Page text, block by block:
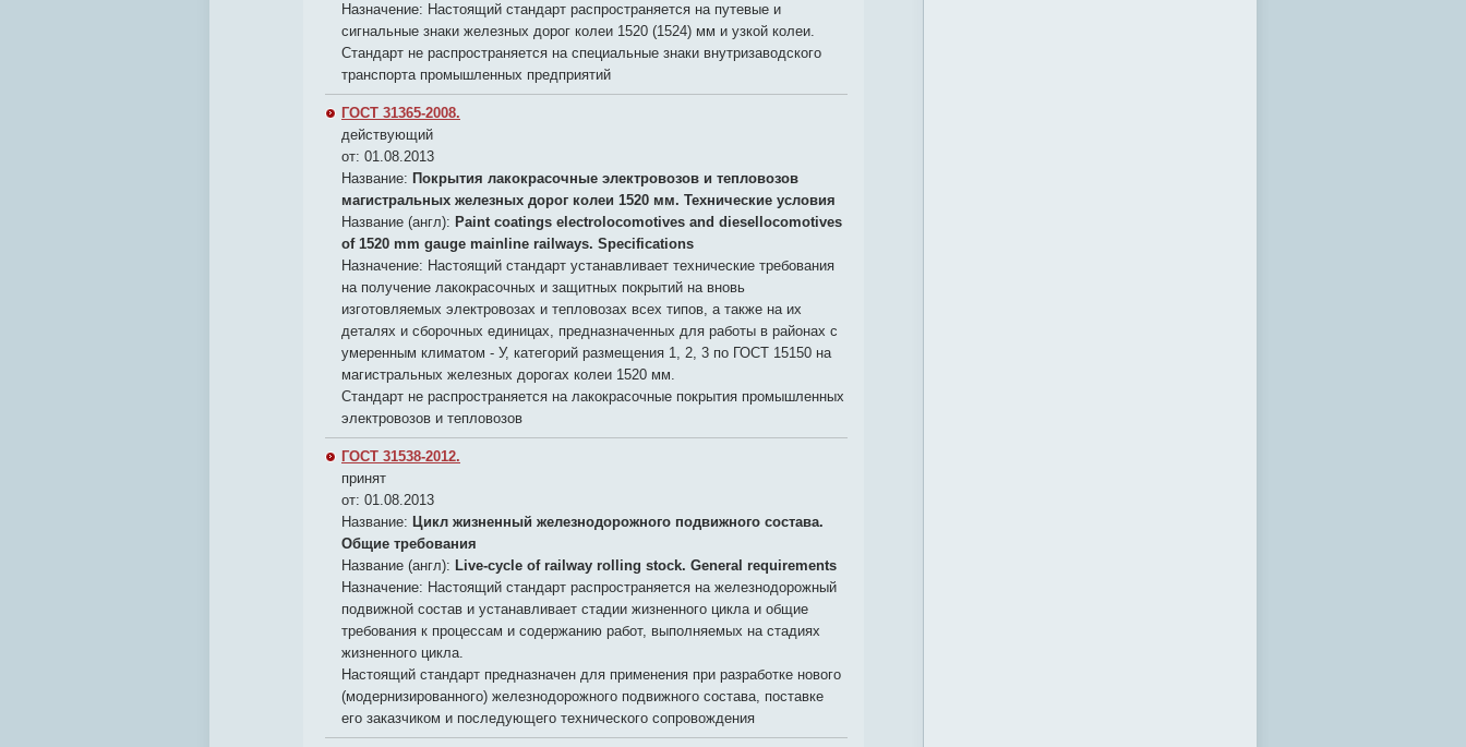
Назначение: Настоящий стандарт распространяется на путевые и
сигнальные знаки железных дорог колеи 1520 (1524) мм и узкой колеи.
Стандарт не распространяется на специальные знаки внутризаводского
транспорта промышленных предприятий
ГОСТ 31365-2008.
действующий
от: 01.08.2013
Название: Покрытия лакокрасочные электровозов и тепловозов
магистральных железных дорог колеи 1520 мм. Технические условия
Название (англ): Paint coatings electrolocomotives and diesellocomotives
of 1520 mm gauge mainline railways. Specifications
Назначение: Настоящий стандарт устанавливает технические требования
на получение лакокрасочных и защитных покрытий на вновь
изготовляемых электровозах и тепловозах всех типов, а также на их
деталях и сборочных единицах, предназначенных для работы в районах с
умеренным климатом - У, категорий размещения 1, 2, 3 по ГОСТ 15150 на
магистральных железных дорогах колеи 1520 мм.
Стандарт не распространяется на лакокрасочные покрытия промышленных
электровозов и тепловозов
ГОСТ 31538-2012.
принят
от: 01.08.2013
Название: Цикл жизненный железнодорожного подвижного состава.
Общие требования
Название (англ): Live-cycle of railway rolling stock. General requirements
Назначение: Настоящий стандарт распространяется на железнодорожный
подвижной состав и устанавливает стадии жизненного цикла и общие
требования к процессам и содержанию работ, выполняемых на стадиях
жизненного цикла.
Настоящий стандарт предназначен для применения при разработке нового
(модернизированного) железнодорожного подвижного состава, поставке
его заказчиком и последующего технического сопровождения